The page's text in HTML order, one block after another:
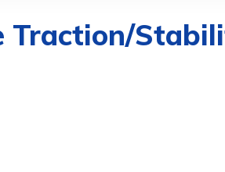
Traction/